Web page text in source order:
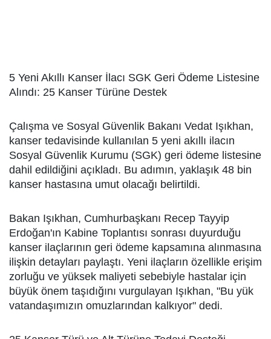
5 Yeni Akıllı Kanser İlacı SGK Geri Ödeme Listesine
Alındı: 25 Kanser Türüne Destek
Çalışma ve Sosyal Güvenlik Bakanı Vedat Işıkhan,
kanser tedavisinde kullanılan 5 yeni akıllı ilacın
Sosyal Güvenlik Kurumu (SGK) geri ödeme listesine
dahil edildiğini açıkladı. Bu adımın, yaklaşık 48 bin
kanser hastasına umut olacağı belirtildi.
Bakan Işıkhan, Cumhurbaşkanı Recep Tayyip
Erdoğan'ın Kabine Toplantısı sonrası duyurduğu
kanser ilaçlarının geri ödeme kapsamına alınmasına
ilişkin detayları paylaştı. Yeni ilaçların özellikle erişim
zorluğu ve yüksek maliyeti sebebiyle hastalar için
büyük önem taşıdığını vurgulayan Işıkhan, "Bu yük
vatandaşımızın omuzlarından kalkıyor" dedi.